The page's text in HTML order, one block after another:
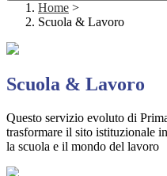
Home >
Scuola & Lavoro
Scuola & Lavoro
Questo servizio evoluto di
trasformare il sito istituzionale
la scuola e il mondo del lavoro